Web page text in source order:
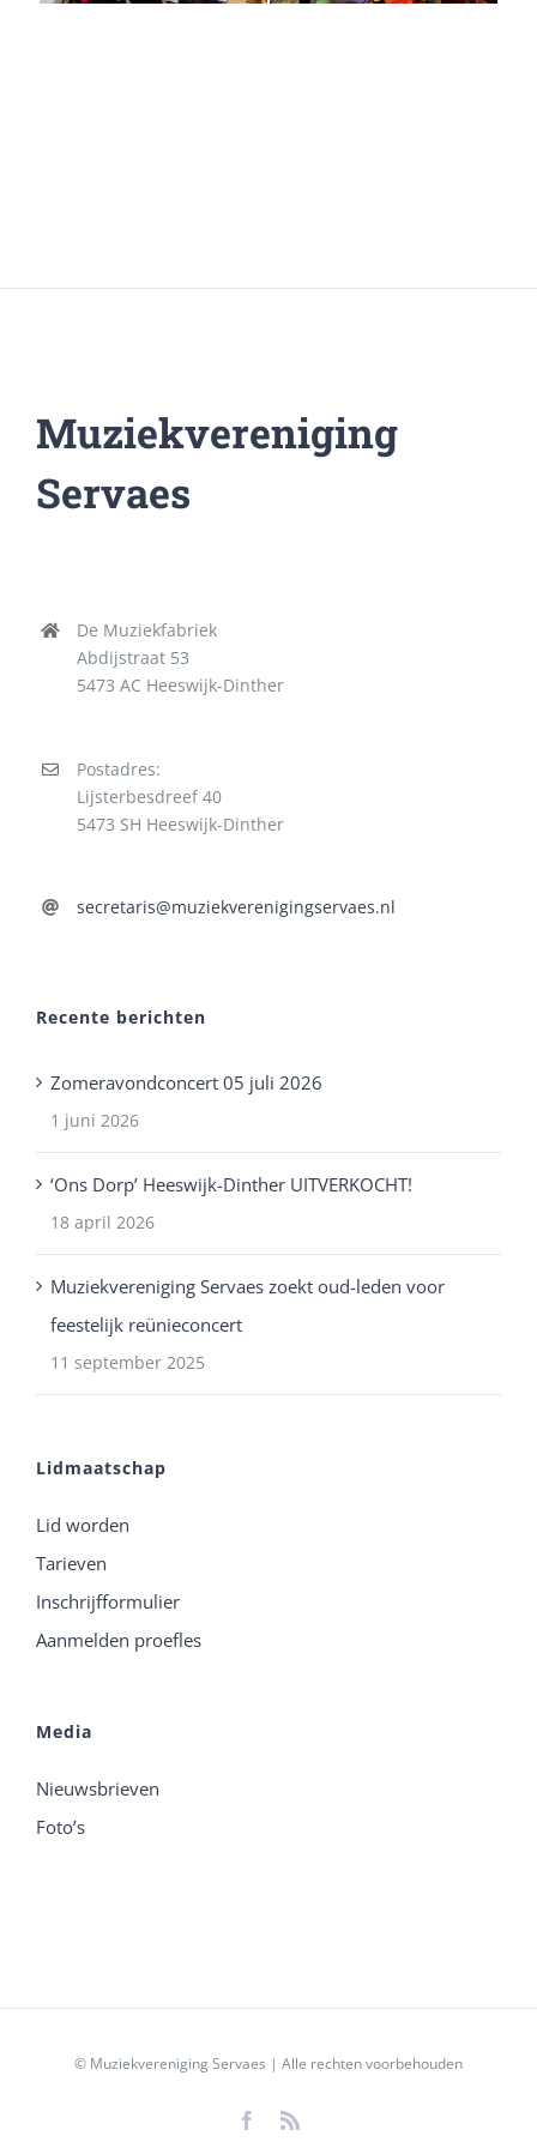
Muziekvereniging
Servaes
De Muziekfabriek
Abdijstraat 53
5473 AC Heeswijk-Dinther
Postadres:
Lijsterbesdreef 40
5473 SH Heeswijk-Dinther
secretaris@muziekverenigingservaes.nl
Recente berichten
Zomeravondconcert 05 juli 2026
1 juni 2026
‘Ons Dorp’ Heeswijk-Dinther UITVERKOCHT!
18 april 2026
Muziekvereniging Servaes zoekt oud-leden voor
feestelijk reünieconcert
11 september 2025
Lidmaatschap
Lid worden
Tarieven
Inschrijfformulier
Aanmelden proefles
Media
Nieuwsbrieven
Foto’s
© Muziekvereniging Servaes | Alle rechten voorbehouden
Facebook